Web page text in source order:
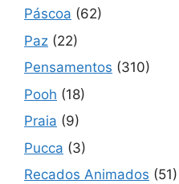
Páscoa (62)
Paz (22)
Pensamentos (310)
Pooh (18)
Praia (9)
Pucca (3)
Recados Animados (51)